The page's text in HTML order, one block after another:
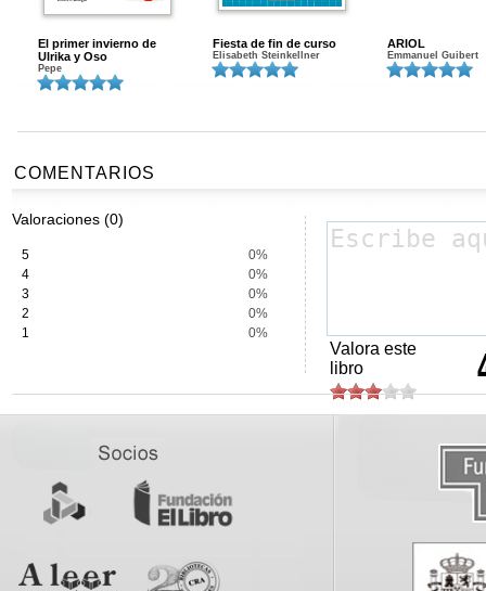
El primer invierno de
Ulrika y Oso
Pepe
Fiesta de fin de curso
Elisabeth Steinkellner
ARIOL
Emmanuel Guibert
COMENTARIOS
Valoraciones (0)
5
0%
4
0%
3
0%
2
0%
1
0%
Valora este
libro